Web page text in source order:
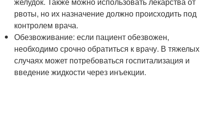
рвоты, но их назначение должно происходить под
контролем врача.
Обезвоживание: если пациент обезвожен,
необходимо срочно обратиться к врачу. В тяжелых
случаях может потребоваться госпитализация и
введение жидкости через инъекции.